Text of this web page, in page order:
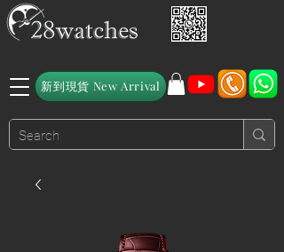
新到現貨 New Arrival